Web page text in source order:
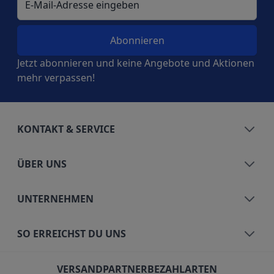
Jetzt abonnieren und keine Angebote und Aktionen
mehr verpassen!
KONTAKT & SERVICE
ÜBER UNS
UNTERNEHMEN
SO ERREICHST DU UNS
VERSANDPARTNERBEZAHLARTEN